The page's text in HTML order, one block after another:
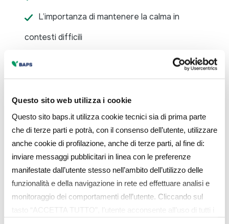
Questo sito web utilizza i cookie
Questo sito baps.it utilizza cookie tecnici sia di prima parte
che di terze parti e potrà, con il consenso dell’utente, utilizzare
anche cookie di profilazione, anche di terze parti, al fine di:
inviare messaggi pubblicitari in linea con le preferenze
manifestate dall’utente stesso nell’ambito dell’utilizzo delle
funzionalità e della navigazione in rete ed effettuare analisi e
monitoraggio dei comportamenti dell’utente. Cliccando sul
tasto “ACCETTA TUTTO”, l’utente acconsente all’uso di tutti i
L’importanza di mantenere la calma in
contesti difficili
pianificazione finanziaria
Impatti sull’Economia Reale Italiana
A seguire, il link per partecipare al talk. Il
collegamento sarà attivo poco prima dell’inizio
della diretta.
Partecipa al webinar